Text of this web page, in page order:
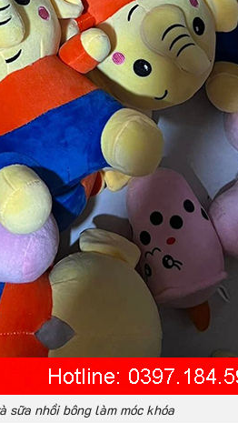
sữa nhồi bông làm móc khóa